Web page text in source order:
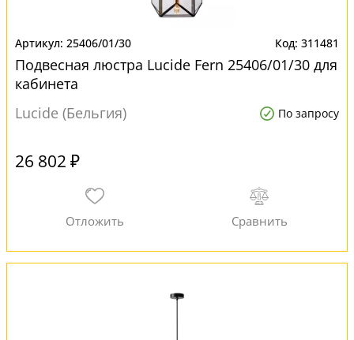
25406/01/30 311481
Подвесная люстра Lucide Fern 25406/01/30 для
кабинета
Lucide (Бельгия)
По запросу
26 802 ₽